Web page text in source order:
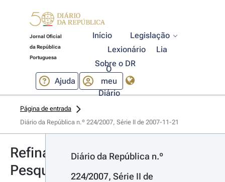
Jornal Oficial
da República
Portuguesa
Início
Legislação
Lexionário
Lia
Sobre o DR
Ajuda
O
meu
Diário
Página de entrada
Diário da República n.º 224/2007, Série II de 2007-11-21
Refinar
Pesquisa
Diário da República n.º
224/2007, Série II de